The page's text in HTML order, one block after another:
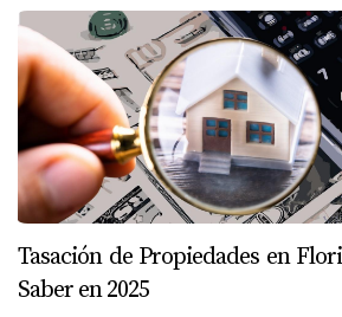
Tasación de Propiedades en
Saber en 2025